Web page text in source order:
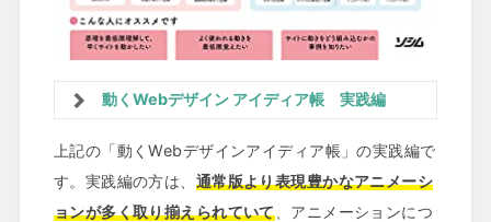
動くWebデザイン アイディア帳 実践編
上記の「動くWebデザインアイディア帳」の実践編で
す。実践編の方は、 通常版より表現豊かなアニメーシ
ョンが多く取り揃えられていて、アニメーションにつ